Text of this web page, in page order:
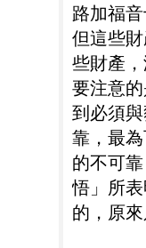
路加福
但這些
些財產
要注意
到必須
靠，最
的不可
悟」所
的，原